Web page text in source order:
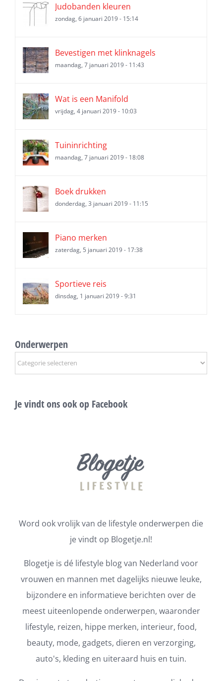
Judobanden kleuren
zondag, 6 januari 2019 - 15:14
Bevestigen met klinknagels
maandag, 7 januari 2019 - 11:43
Wat is een Manifold
vrijdag, 4 januari 2019 - 10:03
Tuininrichting
maandag, 7 januari 2019 - 18:08
Boek drukken
donderdag, 3 januari 2019 - 11:15
Piano merken
zaterdag, 5 januari 2019 - 17:38
Sportieve reis
dinsdag, 1 januari 2019 - 9:31
Onderwerpen
Onderwerpen
Je vindt ons ook op Facebook
Word ook vrolijk van de lifestyle onderwerpen die
je vindt op Blogetje.nl!
Blogetje is dé lifestyle blog van Nederland voor
vrouwen en mannen met dagelijks nieuwe leuke,
bijzondere en informatieve berichten over de
meest uiteenlopende onderwerpen, waaronder
lifestyle, reizen, hippe merken, interieur, food,
beauty, mode, gadgets, dieren en verzorging,
auto's, kleding en uiteraard huis en tuin.